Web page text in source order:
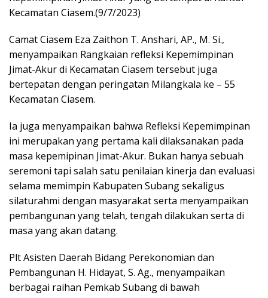
o
o
k
A
p
p
a
m
Kecamatan Ciasem.(9/7/2023)
Camat Ciasem Eza Zaithon T. Anshari, AP., M. Si.,
menyampaikan Rangkaian refleksi Kepemimpinan
Jimat-Akur di Kecamatan Ciasem tersebut juga
bertepatan dengan peringatan Milangkala ke – 55
Kecamatan Ciasem.
Ia juga menyampaikan bahwa Refleksi Kepemimpinan
ini merupakan yang pertama kali dilaksanakan pada
masa kepemipinan Jimat-Akur. Bukan hanya sebuah
seremoni tapi salah satu penilaian kinerja dan evaluasi
selama memimpin Kabupaten Subang sekaligus
silaturahmi dengan masyarakat serta menyampaikan
pembangunan yang telah, tengah dilakukan serta di
masa yang akan datang.
Plt Asisten Daerah Bidang Perekonomian dan
Pembangunan H. Hidayat, S. Ag., menyampaikan
berbagai raihan Pemkab Subang di bawah